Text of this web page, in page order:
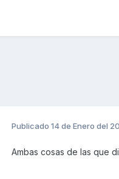
Publicado 14 de Enero del
Ambas cosas de las que